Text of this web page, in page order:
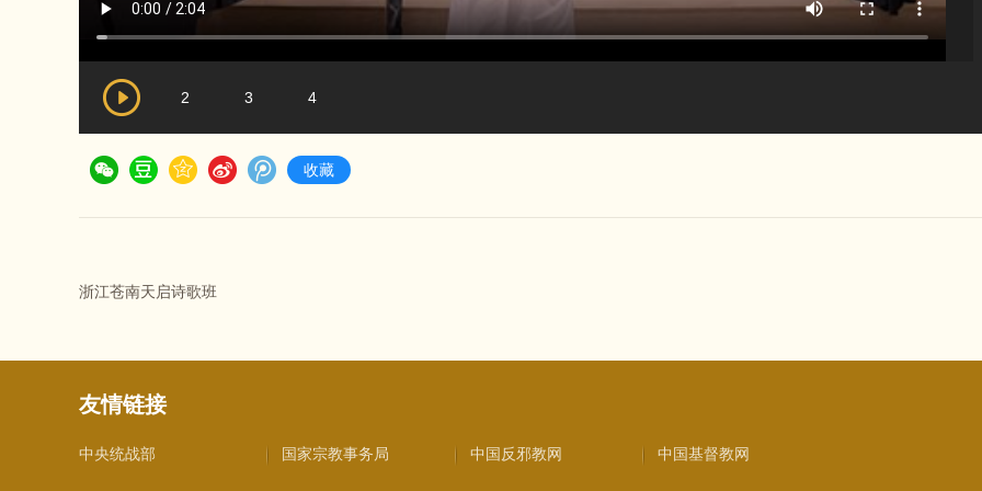
2
3 4
收藏
浙江苍南天启诗歌班
友情链接
中央统战部 国家宗教事务局 中国反邪教网 中国基督教网